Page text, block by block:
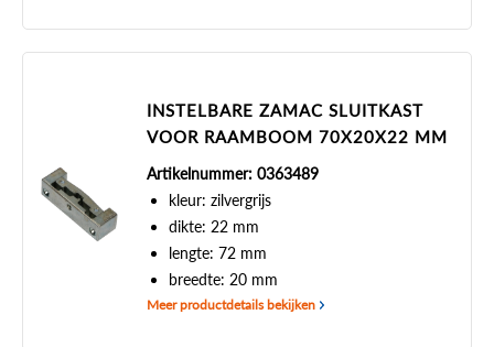
INSTELBARE ZAMAC SLUITKAST
VOOR RAAMBOOM 70X20X22 MM
Artikelnummer: 0363489
kleur: zilvergrijs
dikte: 22 mm
lengte: 72 mm
breedte: 20 mm
Meer productdetails bekijken